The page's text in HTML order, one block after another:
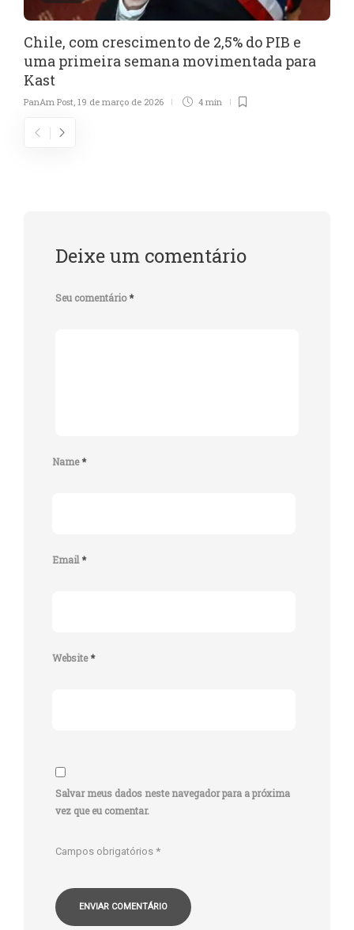
Chile, com crescimento de 2,5% do PIB e
uma primeira semana movimentada para
Kast
PanAm Post 19 de março de 2026 4 min
Deixe um comentário
Seu comentário*
Name*
Email *
Website*
Salvar meus dados neste navegador para a próxima
vez que eu comentar.
Campos obrigatórios *